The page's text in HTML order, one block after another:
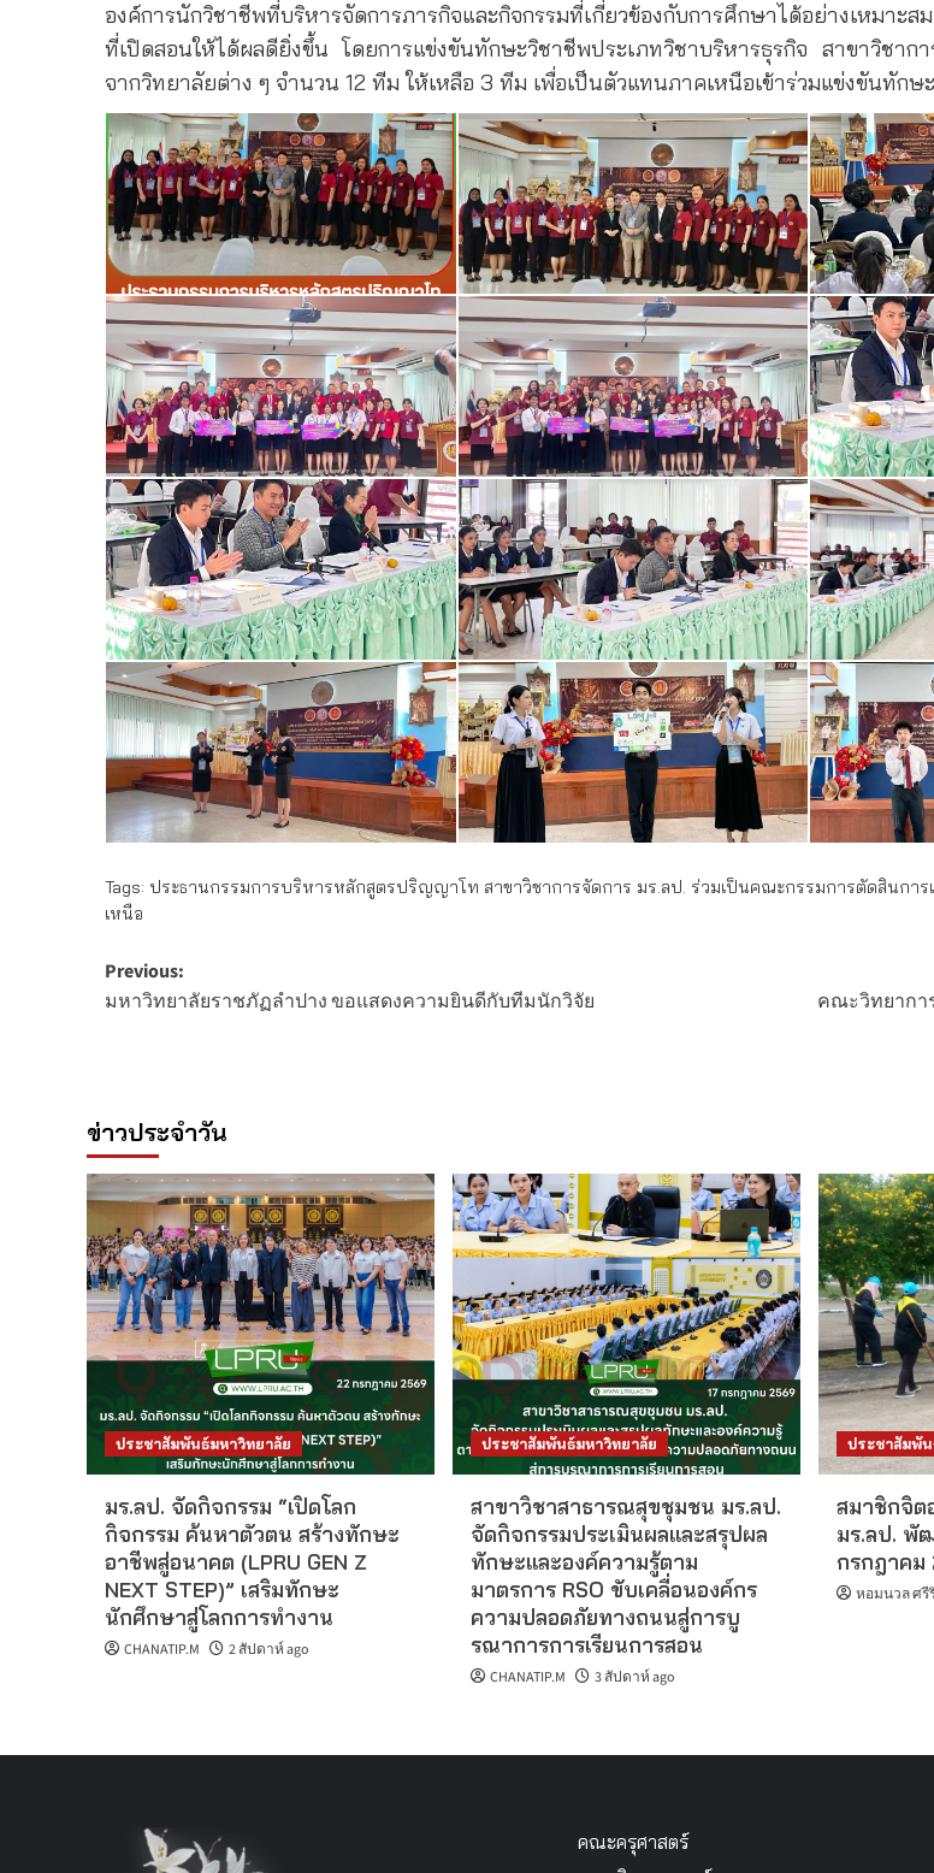
องค์การนักวิชาชีพที่บริหารจัดการภารกิจและกิจกรรมที่เกี่ยวข้องกับการศึกษาได้อย่างเหมาะ
ที่เปิดสอนให้ได้ผลดียิ่งขึ้น โดยการแข่งขันทักษะวิชาชีพประเภทวิชาบริหารธุรกิจ สาขาวิชา
จากวิทยาลัยต่าง ๆ จำนวน 12 ทีม ให้เหลือ 3 ทีม เพื่อเป็นตัวแทนภาคเหนือเข้าร่วมแข่งขันทัก
Tags: ประธานกรรมการบริหารหลักสูตรปริญญาโท สาขาวิชาการจัดการ มร.ลป. ร่วมเป็นคณะกรรมการตัดสินกา
เหนือ
Post
navigation
Previous:
มหาวิทยาลัยราชภัฏลำปาง ขอแสดงความยินดีกับทีมนักวิจัย
คณะวิทยากา
ข่าวประจำวัน
ประชาสัมพันธ์มหาวิทยาลัย
มร.ลป. จัดกิจกรรม “เปิดโลก
กิจกรรม ค้นหาตัวตน สร้างทักษะ
อาชีพสู่อนาคต (LPRU GEN Z
NEXT STEP)” เสริมทักษะ
นักศึกษาสู่โลกการทำงาน
CHANATIP.M 2 สัปดาห์ ago
ประชาสัมพันธ์มหาวิทยาลัย
สาขาวิชาสาธารณสุขชุมชน มร.ลป.
จัดกิจกรรมประเมินผลและสรุปผล
ทักษะและองค์ความรู้ตาม
มาตรการ RSO ขับเคลื่อนองค์กร
ความปลอดภัยทางถนนสู่การบู
รณาการการเรียนการสอน
CHANATIP.M 3 สัปดาห์ ago
ประชาสัมพั
สมาชิกจิต
มร.ลป. พั
กรกฎาคม
หอมนวล ศรี
คณะครุศาสตร์